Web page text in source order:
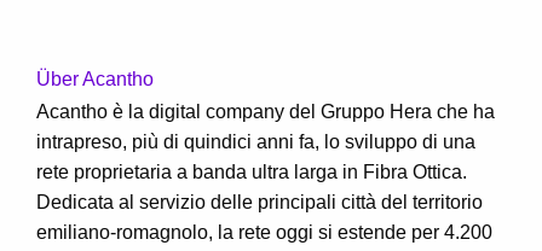
Über Acantho
Acantho è la digital company del Gruppo Hera che ha
intrapreso, più di quindici anni fa, lo sviluppo di una
rete proprietaria a banda ultra larga in Fibra Ottica.
Dedicata al servizio delle principali città del territorio
emiliano-romagnolo, la rete oggi si estende per 4.200